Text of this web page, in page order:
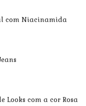
com Niacinamida
Looks com a cor Rosa